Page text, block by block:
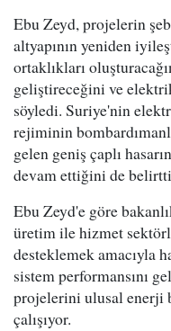
Ebu Zeyd, projelerin
altyapının yeniden
ortaklıkları
geliştireceğini ve
söyledi. Suriye'nin
rejiminin
gelen geniş çaplı
devam ettiğini de
Ebu Zeyd'e göre
üretim ile hizmet
desteklemek amacıyla
sistem performansını
projelerini ulusal enerji
çalışıyor.